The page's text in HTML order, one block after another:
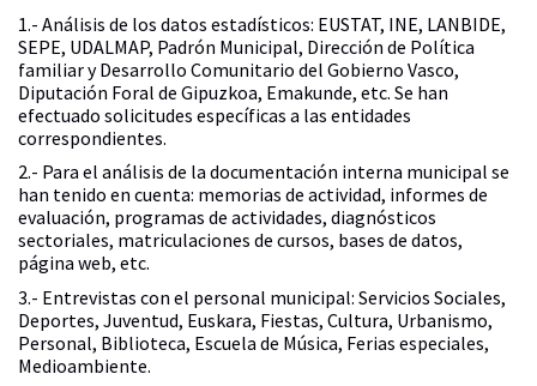
1.- Análisis de los datos estadísticos: EUSTAT, INE, LANBIDE,
SEPE, UDALMAP, Padrón Municipal, Dirección de Política
familiar y Desarrollo Comunitario del Gobierno Vasco,
Diputación Foral de Gipuzkoa, Emakunde, etc. Se han
efectuado solicitudes específicas a las entidades
correspondientes.
2.- Para el análisis de la documentación interna municipal se
han tenido en cuenta: memorias de actividad, informes de
evaluación, programas de actividades, diagnósticos
sectoriales, matriculaciones de cursos, bases de datos,
página web, etc.
3.- Entrevistas con el personal municipal: Servicios Sociales,
Deportes, Juventud, Euskara, Fiestas, Cultura, Urbanismo,
Personal, Biblioteca, Escuela de Música, Ferias especiales,
Medioambiente.